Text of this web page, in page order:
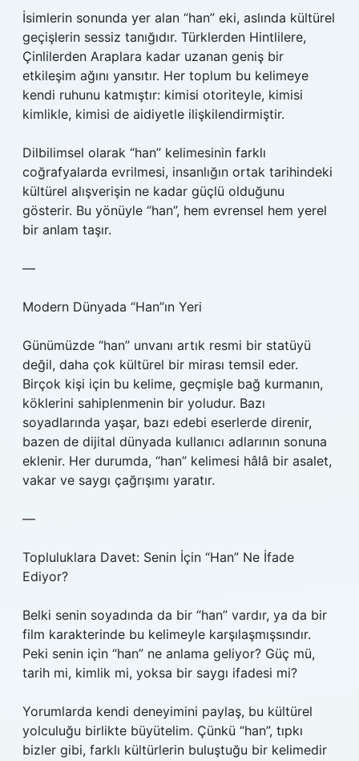
İsimlerin sonunda yer alan “han” eki, aslında kültürel
geçişlerin sessiz tanığıdır. Türklerden Hintlilere,
Çinlilerden Araplara kadar uzanan geniş bir
etkileşim ağını yansıtır. Her toplum bu kelimeye
kendi ruhunu katmıştır: kimisi otoriteyle, kimisi
kimlikle, kimisi de aidiyetle ilişkilendirmiştir.
Dilbilimsel olarak “han” kelimesinin farklı
coğrafyalarda evrilmesi, insanlığın ortak tarihindeki
kültürel alışverişin ne kadar güçlü olduğunu
gösterir. Bu yönüyle “han”, hem evrensel hem yerel
bir anlam taşır.
—
Modern Dünyada “Han”ın Yeri
Günümüzde “han” unvanı artık resmi bir statüyü
değil, daha çok kültürel bir mirası temsil eder.
Birçok kişi için bu kelime, geçmişle bağ kurmanın,
köklerini sahiplenmenin bir yoludur. Bazı
soyadlarında yaşar, bazı edebi eserlerde direnir,
bazen de dijital dünyada kullanıcı adlarının sonuna
eklenir. Her durumda, “han” kelimesi hâlâ bir asalet,
vakar ve saygı çağrışımı yaratır.
—
Topluluklara Davet: Senin İçin “Han” Ne İfade
Ediyor?
Belki senin soyadında da bir “han” vardır, ya da bir
film karakterinde bu kelimeyle karşılaşmışsındır.
Peki senin için “han” ne anlama geliyor? Güç mü,
tarih mi, kimlik mi, yoksa bir saygı ifadesi mi?
Yorumlarda kendi deneyimini paylaş, bu kültürel
yolculuğu birlikte büyütelim. Çünkü “han”, tıpkı
bizler gibi, farklı kültürlerin buluştuğu bir kelimedir